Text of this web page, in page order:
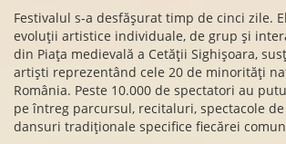
Festivalul s-a desfășurat timp de cinci zile.
evoluții artistice individuale, de grup și
din Piața medievală a Cetății Sighișoara,
artiști reprezentând cele 20 de minorități
România. Peste 10.000 de spectatori au
pe întreg parcursul, recitaluri, spectacole
dansuri tradiționale specifice fiecărei